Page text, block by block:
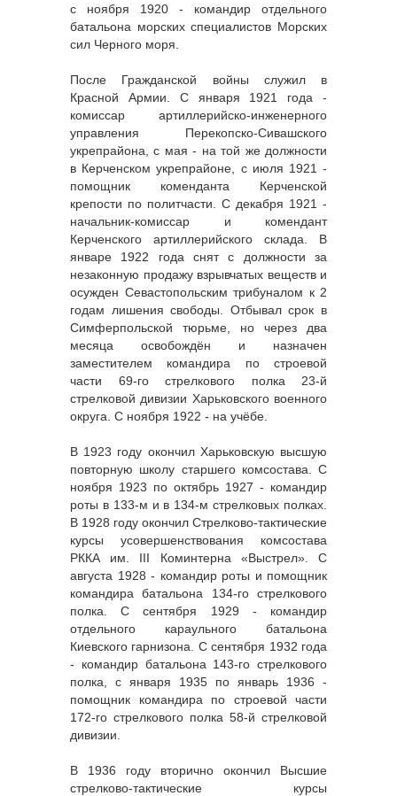
с ноября 1920 - командир отдельного
батальона морских специалистов Морских
сил Черного моря.
После Гражданской войны служил в
Красной Армии. С января 1921 года -
комиссар артиллерийско-инженерного
управления Перекопско-Сивашского
укрепрайона, с мая - на той же должности
в Керченском укрепрайоне, с июля 1921 -
помощник коменданта Керченской
крепости по политчасти. С декабря 1921 -
начальник-комиссар и комендант
Керченского артиллерийского склада. В
январе 1922 года снят с должности за
незаконную продажу взрывчатых веществ и
осужден Севастопольским трибуналом к 2
годам лишения свободы. Отбывал срок в
Симферпольской тюрьме, но через два
месяца освобождён и назначен
заместителем командира по строевой
части 69-го стрелкового полка 23-й
стрелковой дивизии Харьковского военного
округа. С ноября 1922 - на учёбе.
В 1923 году окончил Харьковскую высшую
повторную школу старшего комсостава. С
ноября 1923 по октябрь 1927 - командир
роты в 133-м и в 134-м стрелковых полках.
В 1928 году окончил Стрелково-тактические
курсы усовершенствования комсостава
РККА им. III Коминтерна «Выстрел». С
августа 1928 - командир роты и помощник
командира батальона 134-го стрелкового
полка. С сентября 1929 - командир
отдельного караульного батальона
Киевского гарнизона. С сентября 1932 года
- командир батальона 143-го стрелкового
полка, с января 1935 по январь 1936 -
помощник командира по строевой части
172-го стрелкового полка 58-й стрелковой
дивизии.
В 1936 году вторично окончил Высшие
стрелково-тактические курсы